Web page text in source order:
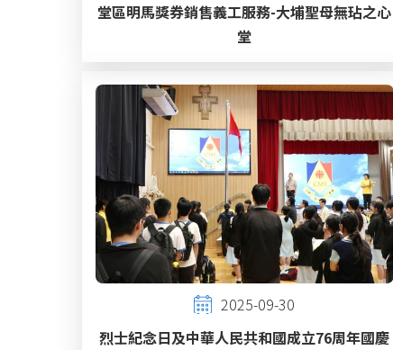
堂區明馬獎券銷售義工服務-大埔聖母無玷之心
堂
2025-09-30
烈士紀念日及中華人民共和國成立76周年國慶